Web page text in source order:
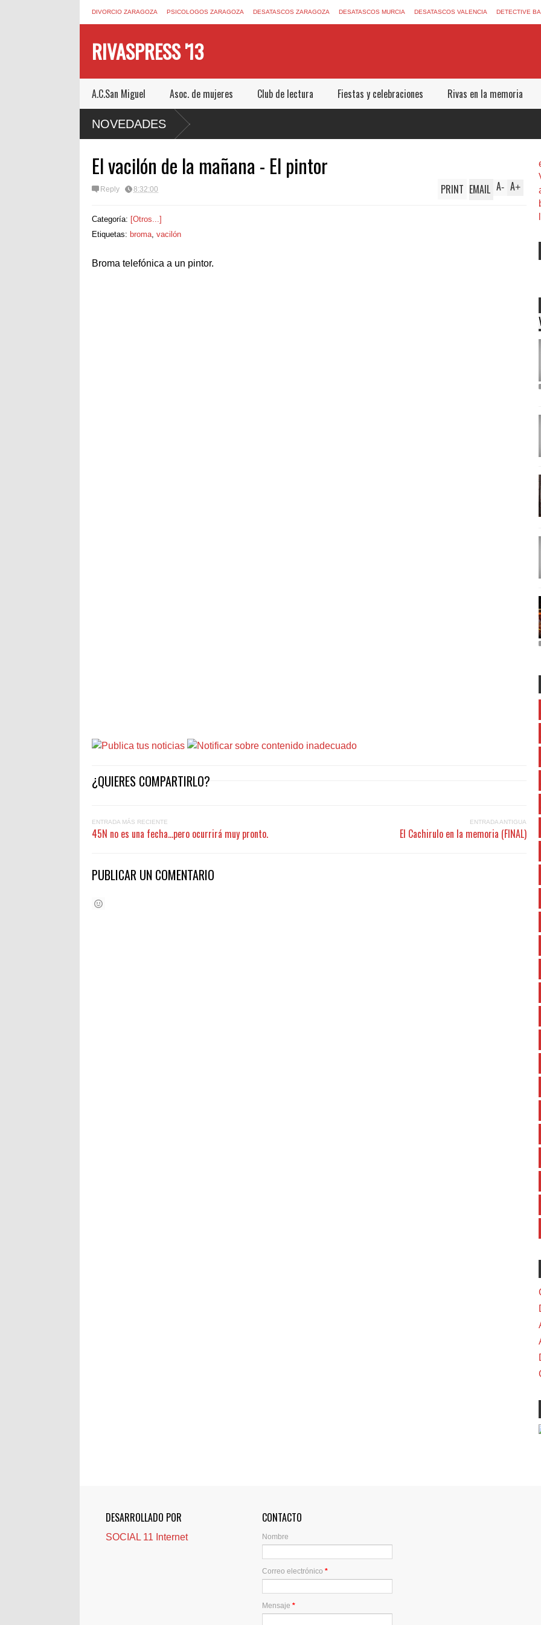
DIVORCIO ZARAGOZA PSICOLOGOS ZARAGOZA DESATASCOS ZARAGOZA DESATASCOS MURCIA DESATASCOS VALENCIA DETECTIVE
RIVASPRESS '13
A.C.San Miguel Asoc. de mujeres Club de lectura Fiestas y celebraciones Rivas en la memoria
NOVEDADES
UN ESCAPE ROOM DE MUCHO MIEDO EN
El vacilón de la mañana - El pintor
Reply 8:32:00 A+
A-
PRINT EMAIL
Categoría: [Otros...]
Etiquetas: broma, vacilón
Broma telefónica a un pintor.
¿QUIERES COMPARTIRLO?
ENTRADA MÁS RECIENTE
45N no es una fecha...pero ocurrirá muy pronto.
ENTRADA ANTIGUA
El Cachirulo en la memoria (FINAL)
PUBLICAR UN COMENTARIO
DESARROLLADO POR
SOCIAL 11 Internet
CONTACTO
Nombre
Correo electrónico*
Mensaje*